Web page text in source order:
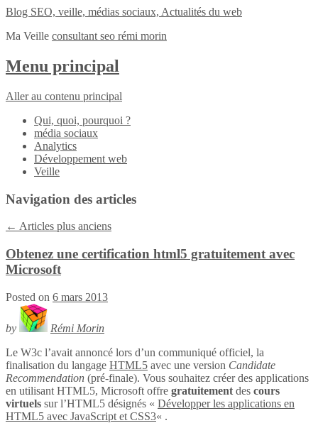
Blog SEO, veille, médias sociaux, Actualités du web
Ma Veille consultant seo rémi morin
Menu principal
Aller au contenu principal
Qui, quoi, pourquoi ?
média sociaux
Analytics
Développement web
Veille
Navigation des articles
← Articles plus anciens
Obtenez une certification html5 gratuitement avec
Microsoft
Posted on 6 mars 2013
by
Rémi Morin
Le W3c l’avait annoncé lors d’un communiqué officiel, la
finalisation du langage HTML5 avec une version Candidate
Recommendation (pré-finale). Vous souhaitez créer des applications
en utilisant HTML5, Microsoft offre gratuitement des cours
virtuels sur l’HTML5 désignés « Développer les applications en
HTML5 avec JavaScript et CSS3« .